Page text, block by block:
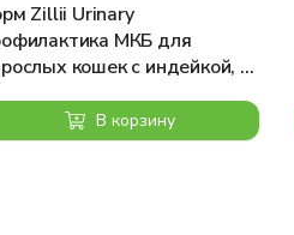
Zillii Urinary
МКБ для
кошек с индейкой, 2
В корзину